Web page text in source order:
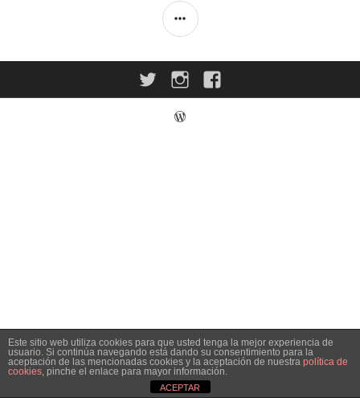
BARRA
TwitterInstagram
Este sitio web utiliza cookies para que usted tenga la mejor experiencia de
usuario. Si continúa navegando está dando su consentimiento para la
aceptación de las mencionadas cookies y la aceptación de nuestra política de
cookies, pinche el enlace para mayor información.
ACEPTAR